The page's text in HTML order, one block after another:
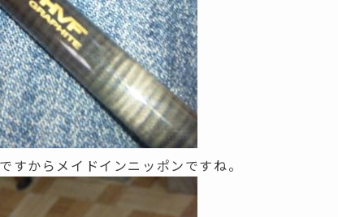
すからメイドインニッポンですね。